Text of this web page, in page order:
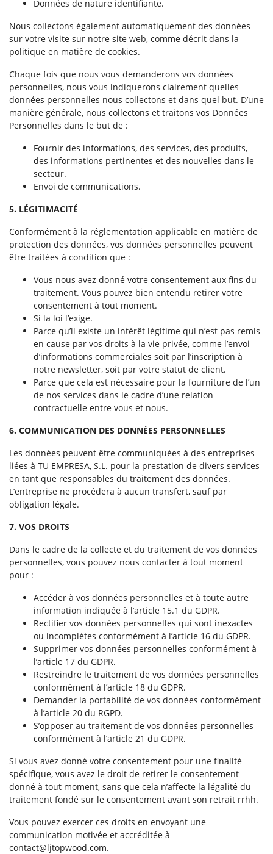
Données de nature identifiante.
Nous collectons également automatiquement des données
sur votre visite sur notre site web, comme décrit dans la
politique en matière de cookies.
Chaque fois que nous vous demanderons vos données
personnelles, nous vous indiquerons clairement quelles
données personnelles nous collectons et dans quel but. D’une
manière générale, nous collectons et traitons vos Données
Personnelles dans le but de :
Fournir des informations, des services, des produits,
des informations pertinentes et des nouvelles dans le
secteur.
Envoi de communications.
5. LÉGITIMACITÉ
Conformément à la réglementation applicable en matière de
protection des données, vos données personnelles peuvent
être traitées à condition que :
Vous nous avez donné votre consentement aux fins du
traitement. Vous pouvez bien entendu retirer votre
consentement à tout moment.
Si la loi l’exige.
Parce qu’il existe un intérêt légitime qui n’est pas remis
en cause par vos droits à la vie privée, comme l’envoi
d’informations commerciales soit par l’inscription à
notre newsletter, soit par votre statut de client.
Parce que cela est nécessaire pour la fourniture de l’un
de nos services dans le cadre d’une relation
contractuelle entre vous et nous.
6. COMMUNICATION DES DONNÉES PERSONNELLES
Les données peuvent être communiquées à des entreprises
liées à TU EMPRESA, S.L. pour la prestation de divers services
en tant que responsables du traitement des données.
L’entreprise ne procédera à aucun transfert, sauf par
obligation légale.
7. VOS DROITS
Dans le cadre de la collecte et du traitement de vos données
personnelles, vous pouvez nous contacter à tout moment
pour :
Accéder à vos données personnelles et à toute autre
information indiquée à l’article 15.1 du GDPR.
Rectifier vos données personnelles qui sont inexactes
ou incomplètes conformément à l’article 16 du GDPR.
Supprimer vos données personnelles conformément à
l’article 17 du GDPR.
Restreindre le traitement de vos données personnelles
conformément à l’article 18 du GDPR.
Demander la portabilité de vos données conformément
à l’article 20 du RGPD.
S’opposer au traitement de vos données personnelles
conformément à l’article 21 du GDPR.
Si vous avez donné votre consentement pour une finalité
spécifique, vous avez le droit de retirer le consentement
donné à tout moment, sans que cela n’affecte la légalité du
traitement fondé sur le consentement avant son retrait rrhh.
Vous pouvez exercer ces droits en envoyant une
communication motivée et accréditée à
contact@ljtopwood.com.